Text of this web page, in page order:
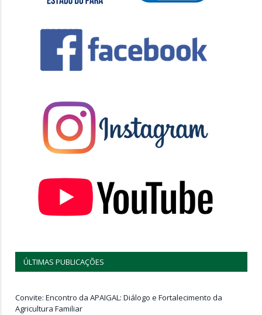
ÚLTIMAS PUBLICAÇÕES
Convite: Encontro da APAIGAL: Diálogo e Fortalecimento da
Agricultura Familiar